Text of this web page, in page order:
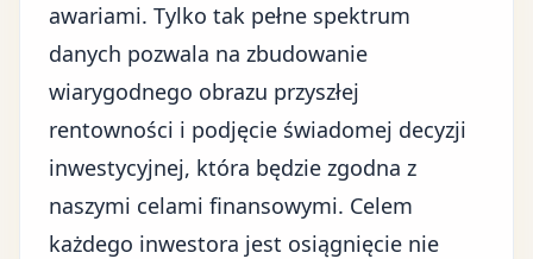
awariami. Tylko tak pełne spektrum
danych pozwala na zbudowanie
wiarygodnego obrazu przyszłej
rentowności i podjęcie świadomej decyzji
inwestycyjnej, która będzie zgodna z
naszymi celami finansowymi. Celem
każdego inwestora jest osiągnięcie nie